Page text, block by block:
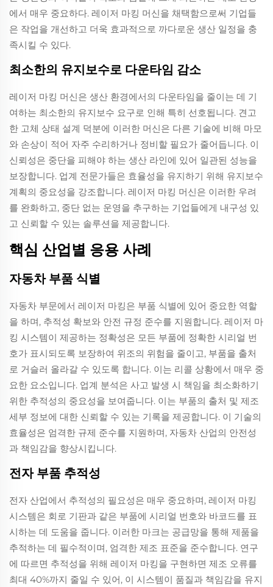
에서 매우 중요하다. 레이저 마킹 머신을 채택함으로써 기업들
은 작업을 개선하고 더욱 효과적으로 까다로운 생산 일정을 충
족시킬 수 있다.
최소한의 유지보수로 다운타임 감소
레이저 마킹 머신은 생산 환경에서의 다운타임을 줄이는 데 기
여하는 최소한의 유지보수 요구로 인해 특히 선호됩니다. 견고
한 고체 상태 설계 덕분에 이러한 머신은 다른 기술에 비해 마모
와 손상이 적어 자주 수리하거나 정비할 필요가 줄어듭니다. 이
신뢰성은 중단을 피해야 하는 생산 라인에 있어 일관된 성능을
보장합니다. 업계 전문가들은 효율성을 유지하기 위해 유지보수
계획의 중요성을 강조합니다. 레이저 마킹 머신은 이러한 우려
를 완화하고, 중단 없는 운영을 추구하는 기업들에게 내구성 있
고 신뢰할 수 있는 솔루션을 제공합니다.
핵심 산업별 응용 사례
자동차 부품 식별
자동차 부문에서 레이저 마킹은 부품 식별에 있어 중요한 역할
을 하며, 추적성 확보와 안전 규정 준수를 지원합니다. 레이저 마
킹 시스템이 제공하는 정확성은 모든 부품에 정확한 시리얼 번
호가 표시되도록 보장하여 위조의 위험을 줄이고, 부품을 출처
로 거슬러 올라갈 수 있도록 합니다. 이는 리콜 상황에서 매우 중
요한 요소입니다. 업계 분석은 사고 발생 시 책임을 최소화하기
위한 추적성의 중요성을 보여줍니다. 이는 부품의 출처 및 제조
세부 정보에 대한 신뢰할 수 있는 기록을 제공합니다. 이 기술의
효율성은 엄격한 규제 준수를 지원하며, 자동차 산업의 안전성
과 책임감을 향상시킵니다.
전자 부품 추적성
전자 산업에서 추적성의 필요성은 매우 중요하며, 레이저 마킹
시스템은 회로 기판과 같은 부품에 시리얼 번호와 바코드를 표
시하는 데 도움을 줍니다. 이러한 마크는 공급망을 통해 제품을
추적하는 데 필수적이며, 엄격한 제조 표준을 준수합니다. 연구
에 따르면 추적성을 위해 레이저 마킹을 구현하면 제조 오류를
최대 40%까지 줄일 수 있어, 이 시스템이 품질과 책임감을 유지